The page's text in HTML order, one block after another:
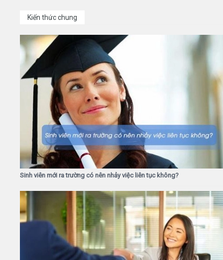
Kiến thức chung
Sinh viên mới ra trường có nên nhảy việc liên tục không?